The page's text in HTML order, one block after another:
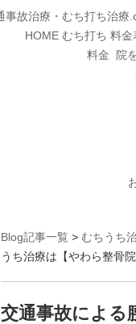
HOME むち打ち 料金
料金
院
Blog記事一覧 > むちうち
うち治療は【やわら整骨
交通事故による